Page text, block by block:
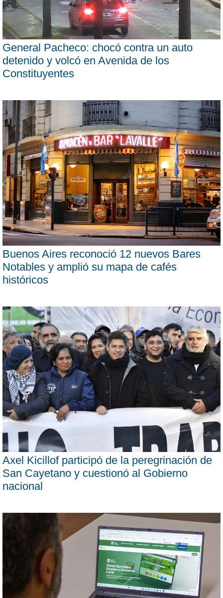
General Pacheco: chocó contra un auto
detenido y volcó en Avenida de los
Constituyentes
Buenos Aires reconoció 12 nuevos Bares
Notables y amplió su mapa de cafés
históricos
Axel Kicillof participó de la peregrinación de
San Cayetano y cuestionó al Gobierno
nacional